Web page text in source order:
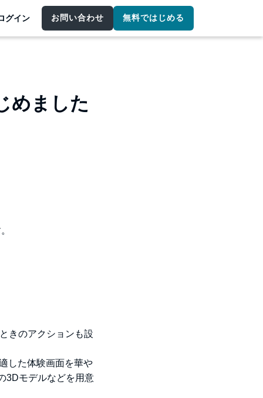
グイン お問い合わせ 無料ではじめる
めました
きのアクションも設
した体験画面を華や
3Dモデルなどを用意